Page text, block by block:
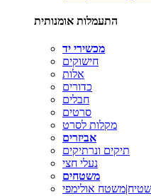
התעמלות אומנותית
מכשירי יד
חישוקים
אלות
כדורים
חבלים
סרטים
מקלות לסרט
אביזרים
תיקים ונרתיקים
נעלי חצי
משטחים
שטיח|משטח אולימפי